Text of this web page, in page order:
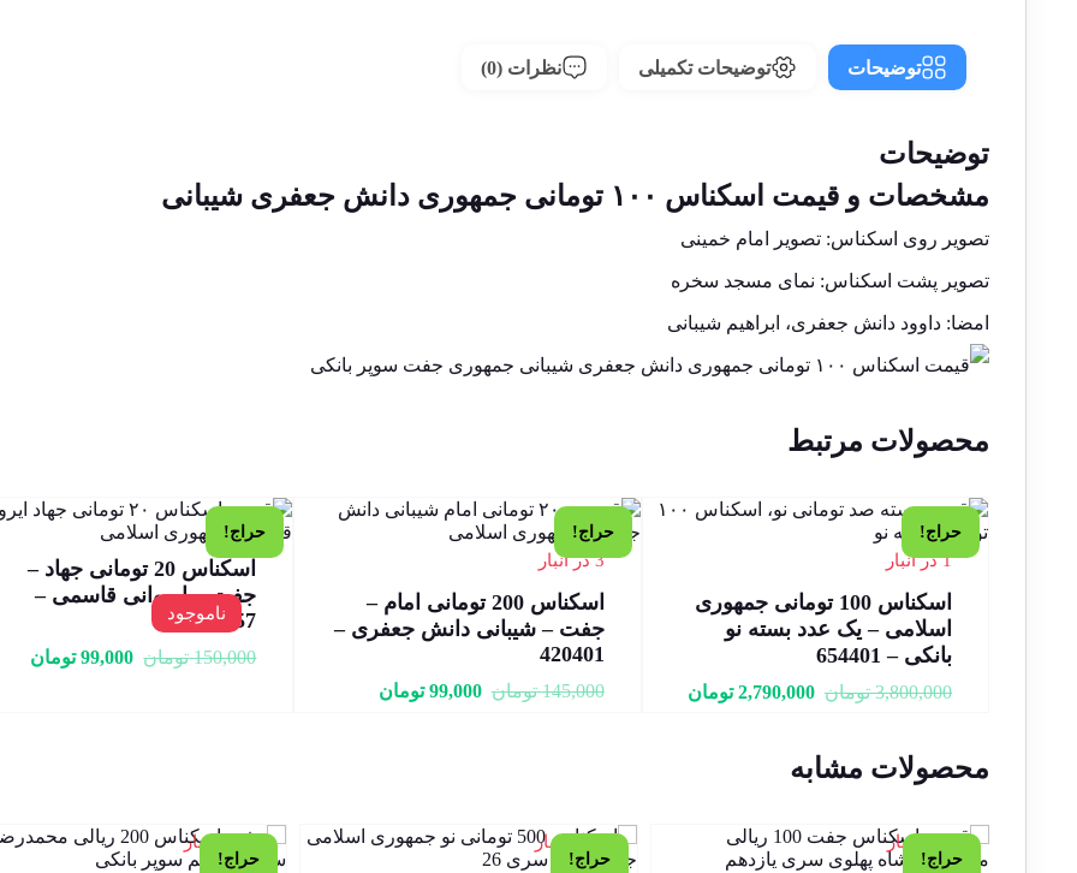
توضیحات توضیحات تکمیلی نظرات (0)
توضیحات
مشخصات و قیمت اسکناس ۱۰۰ تومانی جمهوری دانش جعفری شیبانی
تصویر روی اسکناس: تصویر امام خمینی
تصویر پشت اسکناس: نمای مسجد سخره
امضا: داوود دانش جعفری، ابراهیم شیبانی
محصولات مرتبط
حراج!
1 در انبار
اسکناس 100 تومانی جمهوری
اسلامی – یک عدد بسته نو
بانکی – 654401
3,800,000 تومان 2,790,000 تومان
حراج!
3 در انبار
اسکناس 200 تومانی امام –
جفت – شیبانی دانش جعفری –
420401
145,000 تومان 99,000 تومان
حراج!
ناموجود
اسکناس 20 تومانی جهاد –
جفت – ایروانی قاسمی –
391457
150,000 تومان 99,000 تومان
محصولات مشابه
حراج! حراج! حراج!